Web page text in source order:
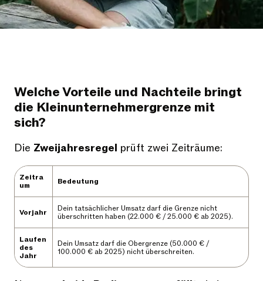
Welche Vorteile und Nachteile bringt
die Kleinunternehmergrenze mit
sich?
Die Zweijahresregel prüft zwei Zeiträume:
Zeitra
um
Bedeutung
Vorjahr
Dein tatsächlicher Umsatz darf die Grenze nicht
überschritten haben (22.000 € / 25.000 € ab 2025).
Laufen
des
Jahr
Dein Umsatz darf die Obergrenze (50.000 € /
100.000 € ab 2025) nicht überschreiten.